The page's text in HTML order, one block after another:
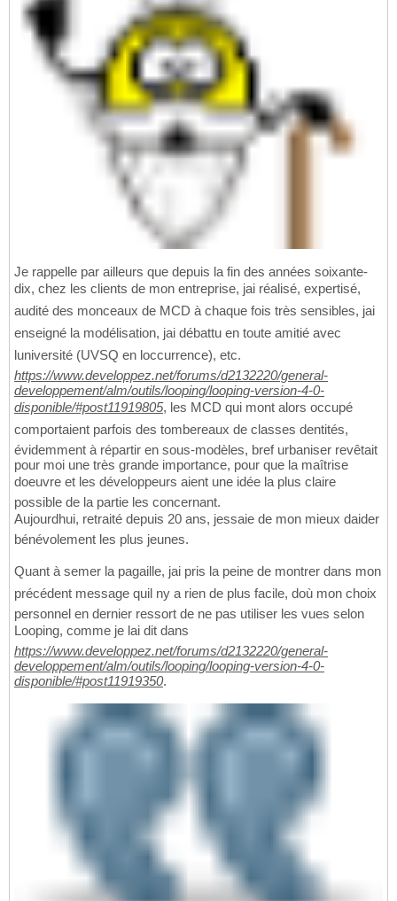
Je rappelle par ailleurs que depuis la fin des années soixante-
dix, chez les clients de mon entreprise, jai réalisé, expertisé,
audité des monceaux de MCD à chaque fois très sensibles, jai
enseigné la modélisation, jai débattu en toute amitié avec
luniversité (UVSQ en loccurrence), etc.
https://www.developpez.net/forums/d2132220/general-
developpement/alm/outils/looping/looping-version-4-0-
disponible/#post11919805, les MCD qui mont alors occupé
comportaient parfois des tombereaux de classes dentités,
évidemment à répartir en sous-modèles, bref urbaniser revêtait
pour moi une très grande importance, pour que la maîtrise
doeuvre et les développeurs aient une idée la plus claire
possible de la partie les concernant.
Aujourdhui, retraité depuis 20 ans, jessaie de mon mieux daider
bénévolement les plus jeunes.
Quant à semer la pagaille, jai pris la peine de montrer dans mon
précédent message quil ny a rien de plus facile, doù mon choix
personnel en dernier ressort de ne pas utiliser les vues selon
Looping, comme je lai dit dans
https://www.developpez.net/forums/d2132220/general-
developpement/alm/outils/looping/looping-version-4-0-
disponible/#post11919350.